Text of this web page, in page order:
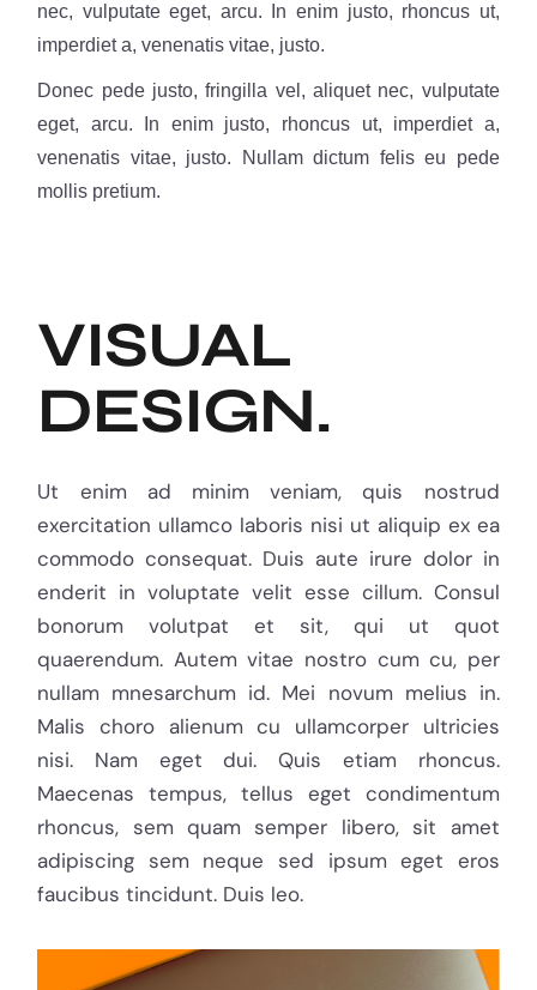
nec, vulputate eget, arcu. In enim justo, rhoncus ut,
imperdiet a, venenatis vitae, justo.
Donec pede justo, fringilla vel, aliquet nec, vulputate
eget, arcu. In enim justo, rhoncus ut, imperdiet a,
venenatis vitae, justo. Nullam dictum felis eu pede
mollis pretium.
VISUAL
DESIGN.
Ut enim ad minim veniam, quis nostrud
exercitation ullamco laboris nisi ut aliquip ex ea
commodo consequat. Duis aute irure dolor in
enderit in voluptate velit esse cillum. Consul
bonorum volutpat et sit, qui ut quot
quaerendum. Autem vitae nostro cum cu, per
nullam mnesarchum id. Mei novum melius in.
Malis choro alienum cu ullamcorper ultricies
nisi. Nam eget dui. Quis etiam rhoncus.
Maecenas tempus, tellus eget condimentum
rhoncus, sem quam semper libero, sit amet
adipiscing sem neque sed ipsum eget eros
faucibus tincidunt. Duis leo.